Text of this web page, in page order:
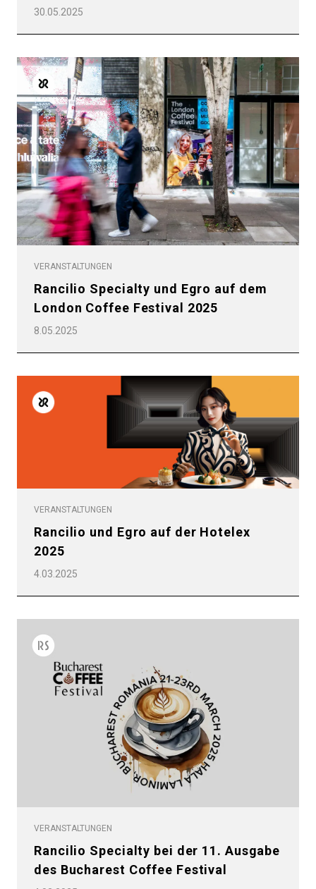
30.05.2025
VERANSTALTUNGEN
Rancilio Specialty und Egro auf dem
London Coffee Festival 2025
8.05.2025
VERANSTALTUNGEN
Rancilio und Egro auf der Hotelex
2025
4.03.2025
VERANSTALTUNGEN
Rancilio Specialty bei der 11. Ausgabe
des Bucharest Coffee Festival